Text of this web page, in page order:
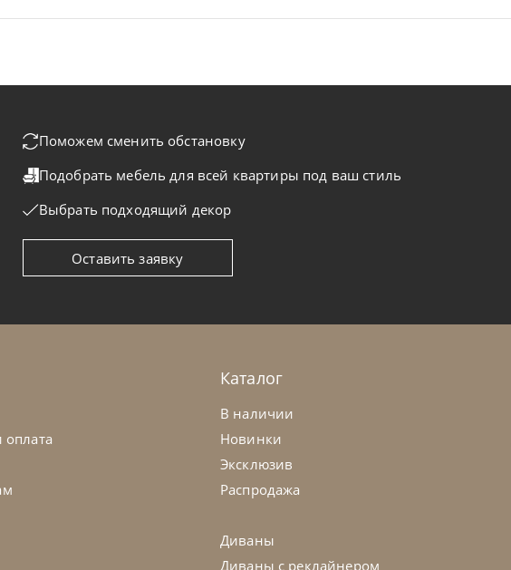
Поможем сменить обстановку
Подобрать мебель для всей квартиры под ваш стиль
Выбрать подходящий декор
Оставить заявку
оплата
Каталог
В наличии
Новинки
Эксклюзив
Распродажа
Диваны
Диваны с реклайнером